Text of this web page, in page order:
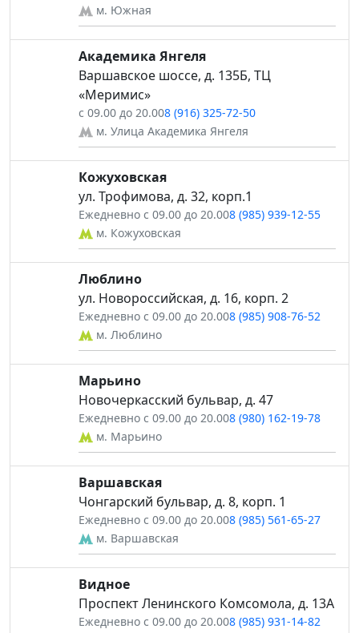
м. Южная
Академика Янгеля
Варшавское шоссе, д. 135Б, ТЦ
«Меримис»
с 09.00 до 20.008 (916) 325-72-50
м. Улица Академика Янгеля
Кожуховская
ул. Трофимова, д. 32, корп.1
Ежедневно с 09.00 до 20.008 (985) 939-12-55
м. Кожуховская
Люблино
ул. Новороссийская, д. 16, корп. 2
Ежедневно с 09.00 до 20.008 (985) 908-76-52
м. Люблино
Марьино
Новочеркасский бульвар, д. 47
Ежедневно с 09.00 до 20.008 (980) 162-19-78
м. Марьино
Варшавская
Чонгарский бульвар, д. 8, корп. 1
Ежедневно с 09.00 до 20.008 (985) 561-65-27
м. Варшавская
Видное
Проспект Ленинского Комсомола, д. 13А
Ежедневно с 09.00 до 20.008 (985) 931-14-82